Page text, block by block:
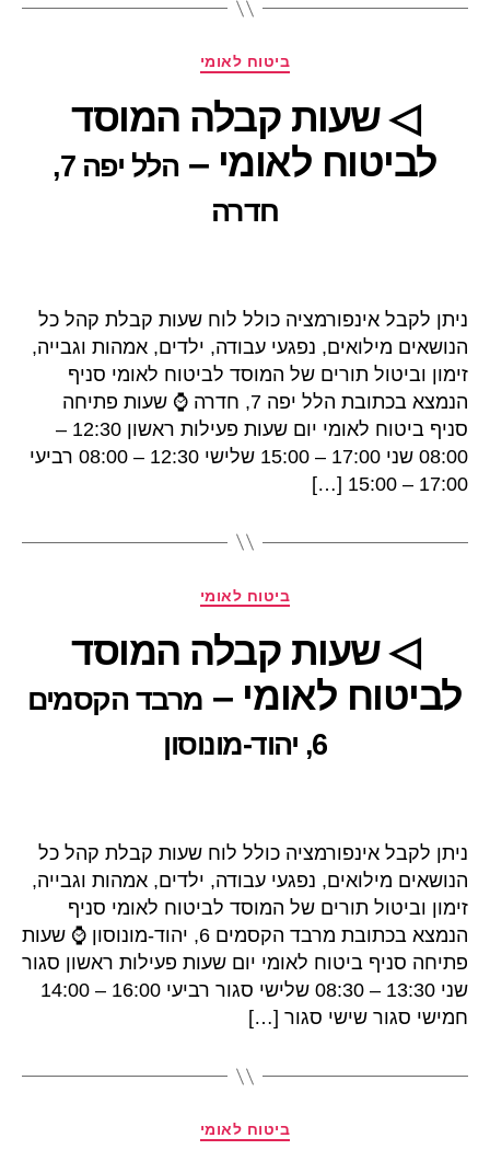
קטגוריות
ביטוח לאומי
◁ שעות קבלה המוסד
לביטוח לאומי –
הלל יפה 7,
חדרה
ניתן לקבל אינפורמציה כולל לוח שעות קבלת קהל כל
הנושאים מילואים, נפגעי עבודה, ילדים, אמהות וגבייה,
זימון וביטול תורים של המוסד לביטוח לאומי סניף
הנמצא בכתובת הלל יפה 7, חדרה ⌚ שעות פתיחה
סניף ביטוח לאומי יום שעות פעילות ראשון 12:30 –
08:00 שני 17:00 – 15:00 שלישי 12:30 – 08:00 רביעי
17:00 – 15:00 […]
קטגוריות
ביטוח לאומי
◁ שעות קבלה המוסד
לביטוח לאומי – מרבד הקסמים
6, יהוד-מונוסון
ניתן לקבל אינפורמציה כולל לוח שעות קבלת קהל כל
הנושאים מילואים, נפגעי עבודה, ילדים, אמהות וגבייה,
זימון וביטול תורים של המוסד לביטוח לאומי סניף
הנמצא בכתובת מרבד הקסמים 6, יהוד-מונוסון ⌚ שעות
פתיחה סניף ביטוח לאומי יום שעות פעילות ראשון סגור
שני 13:30 – 08:30 שלישי סגור רביעי 16:00 – 14:00
חמישי סגור שישי סגור […]
קטגוריות
ביטוח לאומי